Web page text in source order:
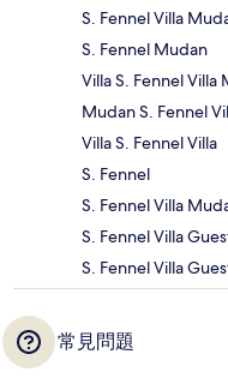
S. Fennel Villa
S. Fennel Mudan
Villa S. Fennel Villa
Mudan S. Fennel
Villa S. Fennel Villa
S. Fennel
S. Fennel Villa
S. Fennel Villa
S. Fennel Villa
常見問題